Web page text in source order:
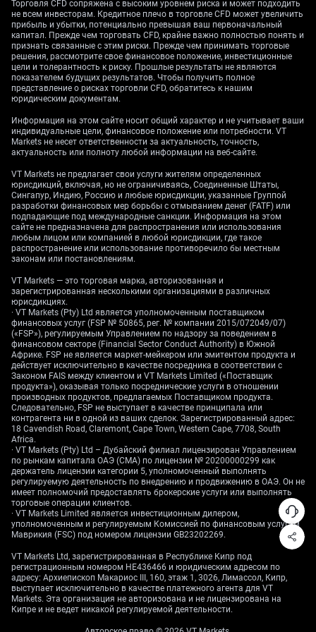
The Prime Minister’s comments reinforce the view that
fiscal policy will remain loose, aiming for growth
instead of immediate budget cuts. This suggests the
government will not be helping to strengthen the yen in
the coming weeks. For now, this keeps the fundamental
pressure on the currency.
This puts the government’s fiscal stance at odds with
the Bank of Japan’s slow but steady monetary
tightening that we have seen since 2024. Japan’s
national core CPI for October 2025 came in at 2.7%,
which was the 19th straight month above the BoJ’s 2%
target, giving them a clear reason to continue. This
conflict between government and central bank policy is
a primary source of market uncertainty.
At the same time, the interest rate differential that has
between the US 10-year Treasury and the 10-year JGB
has narrowed to 310 basis points, a significant
tightening from the peaks over 450 we saw back in late
2023. This trend reduces the appeal of borrowing yen to
invest in dollar assets.
For derivative traders, this suggests positioning for
higher volatility rather than a clear directional move.
With the USD/JPY pair holding at 154.83, implied
volatility on 3-month options has risen to 11.2% as the
market digests these conflicting signals. Strategies that
can profit from sharp moves in either direction, such as
long straddles, could be considered.
We must also watch for the risk of direct market
intervention, especially if the currency weakens further.
We remember the Ministry of Finance stepping in
forcefully when the pair approached the 160 level in
psychological cap on USD/JPY, making it risky to hold
large bets against the yen at these levels.
Create your live VT Markets accountandstart
Торговля CFD сопряжена с высоким уровнем риска и может подходить
не всем инвесторам. Кредитное плечо в торговле CFD может увеличить
прибыль и убытки, потенциально превышая ваш первоначальный
капитал. Прежде чем торговать CFD, крайне важно полностью понять и
признать связанные с этим риски. Прежде чем принимать торговые
решения, рассмотрите свое финансовое положение, инвестиционные
цели и толерантность к риску. Прошлые результаты не являются
показателем будущих результатов. Чтобы получить полное
представление о рисках торговли CFD, обратитесь к нашим
юридическим документам.
Информация на этом сайте носит общий характер и не учитывает ваши
индивидуальные цели, финансовое положение или потребности. VT
Markets не несет ответственности за актуальность, точность,
актуальность или полноту любой информации на веб-сайте.
VT Markets не предлагает свои услуги жителям определенных
юрисдикций, включая, но не ограничиваясь, Соединенные Штаты,
Сингапур, Индию, Россию и любые юрисдикции, указанные Группой
разработки финансовых мер борьбы с отмыванием денег (FATF) или
подпадающие под международные санкции. Информация на этом
сайте не предназначена для распространения или использования
любым лицом или компанией в любой юрисдикции, где такое
распространение или использование противоречило бы местным
законам или постановлениям.
VT Markets — это торговая марка, авторизованная и
зарегистрированная несколькими организациями в различных
юрисдикциях.
· VT Markets (Pty) Ltd является уполномоченным поставщиком
финансовых услуг (FSP № 50865, рег. № компании 2015/072049/07)
(«FSP»), регулируемым Управлением по надзору за поведением в
финансовом секторе (Financial Sector Conduct Authority) в Южной
Африке. FSP не является маркет-мейкером или эмитентом продукта и
действует исключительно в качестве посредника в соответствии с
Законом FAIS между клиентом и VT Markets Limited («Поставщик
продукта»), оказывая только посреднические услуги в отношении
производных продуктов, предлагаемых Поставщиком продукта.
Следовательно, FSP не выступает в качестве принципала или
контрагента ни в одной из ваших сделок. Зарегистрированный адрес:
18 Cavendish Road, Claremont, Cape Town, Western Cape, 7708, South
Africa.
· VT Markets (Pty) Ltd – Дубайский филиал лицензирован Управлением
по рынкам капитала ОАЭ (CMA) по лицензии № 20200000299 как
держатель лицензии категории 5, уполномоченный выполнять
регулируемую деятельность по внедрению и продвижению в ОАЭ. Он не
имеет полномочий предоставлять брокерские услуги или выполнять
торговые операции клиентов.
· VT Markets Limited является инвестиционным дилером,
уполномоченным и регулируемым Комиссией по финансовым услугам
Маврикия (FSC) под номером лицензии GB23202269.
VT Markets Ltd, зарегистрированная в Республике Кипр под
регистрационным номером HE436466 и юридическим адресом по
адресу: Архиепископ Макариос III, 160, этаж 1, 3026, Лимассол, Кипр,
выступает исключительно в качестве платежного агента для VT
Markets. Эта организация не авторизована и не лицензирована на
Кипре и не ведет никакой регулируемой деятельности.